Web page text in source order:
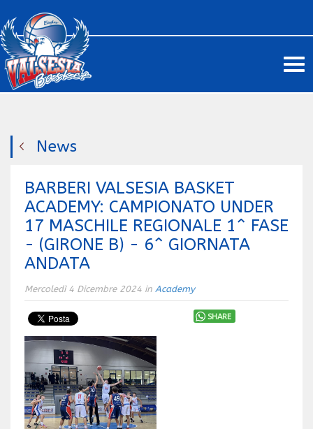
News
BARBERI VALSESIA BASKET
ACADEMY: CAMPIONATO UNDER
17 MASCHILE REGIONALE 1^ FASE
- (GIRONE B) - 6^ GIORNATA
ANDATA
Mercoledì 4 Dicembre 2024 in Academy
SHARE